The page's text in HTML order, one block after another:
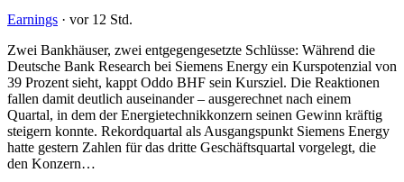
Earnings · vor 12 Std.
Zwei Bankhäuser, zwei entgegengesetzte Schlüsse: Während die
Deutsche Bank Research bei Siemens Energy ein Kurspotenzial von
39 Prozent sieht, kappt Oddo BHF sein Kursziel. Die Reaktionen
fallen damit deutlich auseinander – ausgerechnet nach einem
Quartal, in dem der Energietechnikkonzern seinen Gewinn kräftig
steigern konnte. Rekordquartal als Ausgangspunkt Siemens Energy
hatte gestern Zahlen für das dritte Geschäftsquartal vorgelegt, die
den Konzern…